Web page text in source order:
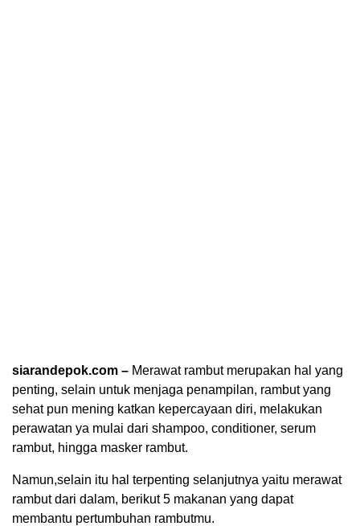
siarandepok.com – Merawat rambut merupakan hal yang
penting, selain untuk menjaga penampilan, rambut yang
sehat pun mening katkan kepercayaan diri, melakukan
perawatan ya mulai dari shampoo, conditioner, serum
rambut, hingga masker rambut.
Namun,selain itu hal terpenting selanjutnya yaitu merawat
rambut dari dalam, berikut 5 makanan yang dapat
membantu pertumbuhan rambutmu.